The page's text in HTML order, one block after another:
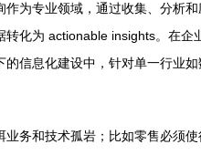
为专业领域，通过收集、分析
化为 actionable insights。在
信息化建设中，针对单一行业
务和技术孤岩；比如零售必须